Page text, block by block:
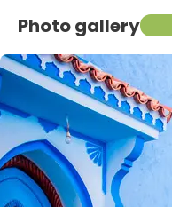
Photo gallery